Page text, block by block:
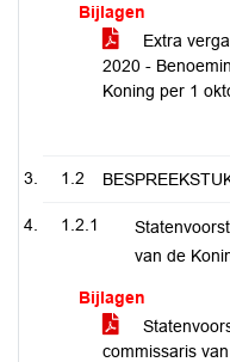
Bijlagen
Extra
2020 -
Koning per 1
1.2
1.2.1
van de
Bijlagen
commissaris